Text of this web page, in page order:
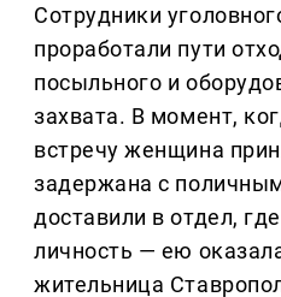
Сотрудники
проработали пути
посыльного и
захвата. В момент,
встречу женщина
задержана с
доставили в отдел,
личность — ею
жительница